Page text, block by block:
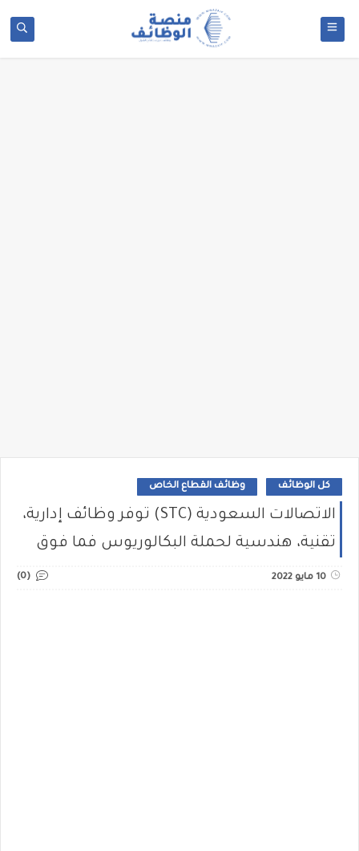
كل الوظائف وظائف القطاع الخاص
الاتصالات السعودية (STC) توفر وظائف إدارية،
تقنية، هندسية لحملة البكالوريوس فما فوق
10 مايو 2022 (0)